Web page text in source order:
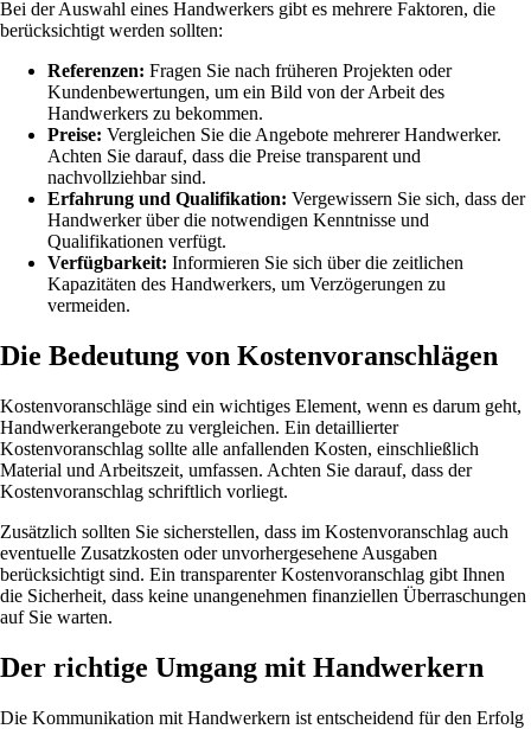
Bei der Auswahl eines Handwerkers gibt es mehrere Faktoren, die
berücksichtigt werden sollten:
Referenzen: Fragen Sie nach früheren Projekten oder
Kundenbewertungen, um ein Bild von der Arbeit des
Handwerkers zu bekommen.
Preise: Vergleichen Sie die Angebote mehrerer Handwerker.
Achten Sie darauf, dass die Preise transparent und
nachvollziehbar sind.
Erfahrung und Qualifikation: Vergewissern Sie sich, dass der
Handwerker über die notwendigen Kenntnisse und
Qualifikationen verfügt.
Verfügbarkeit: Informieren Sie sich über die zeitlichen
Kapazitäten des Handwerkers, um Verzögerungen zu
vermeiden.
Die Bedeutung von Kostenvoranschlägen
Kostenvoranschläge sind ein wichtiges Element, wenn es darum geht,
Handwerkerangebote zu vergleichen. Ein detaillierter
Kostenvoranschlag sollte alle anfallenden Kosten, einschließlich
Material und Arbeitszeit, umfassen. Achten Sie darauf, dass der
Kostenvoranschlag schriftlich vorliegt.
Zusätzlich sollten Sie sicherstellen, dass im Kostenvoranschlag auch
eventuelle Zusatzkosten oder unvorhergesehene Ausgaben
berücksichtigt sind. Ein transparenter Kostenvoranschlag gibt Ihnen
die Sicherheit, dass keine unangenehmen finanziellen Überraschungen
auf Sie warten.
Der richtige Umgang mit Handwerkern
Die Kommunikation mit Handwerkern ist entscheidend für den Erfolg